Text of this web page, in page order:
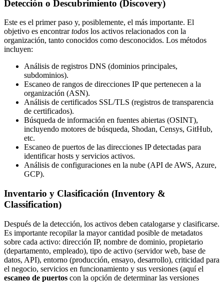
Detección o Descubrimiento (Discovery)
Este es el primer paso y, posiblemente, el más importante. El
objetivo es encontrartodos los activos relacionados con la
organización, tanto conocidos como desconocidos. Los métodos
incluyen:
Análisis de registros DNS (dominios principales,
subdominios).
Escaneo de rangos de direcciones IP que pertenecen a la
organización (ASN).
Análisis de certificados SSL/TLS (registros de transparencia
de certificados).
Búsqueda de información en fuentes abiertas (OSINT),
incluyendo motores de búsqueda, Shodan, Censys, GitHub,
etc.
Escaneo de puertos de las direcciones IP detectadas para
identificar hosts y servicios activos.
Análisis de configuraciones en la nube (API de AWS, Azure,
GCP).
Inventario y Clasificación (Inventory &
Classification)
Después de la detección, los activos deben catalogarse y clasificarse.
Es importante recopilar la mayor cantidad posible de metadatos
sobre cada activo: dirección IP, nombre de dominio, propietario
(departamento, empleado), tipo de activo (servidor web, base de
datos, API), entorno (producción, ensayo, desarrollo), criticidad para
el negocio, servicios en funcionamiento y sus versiones (aquí el
escaneo de puertos con la opción de determinar las versiones